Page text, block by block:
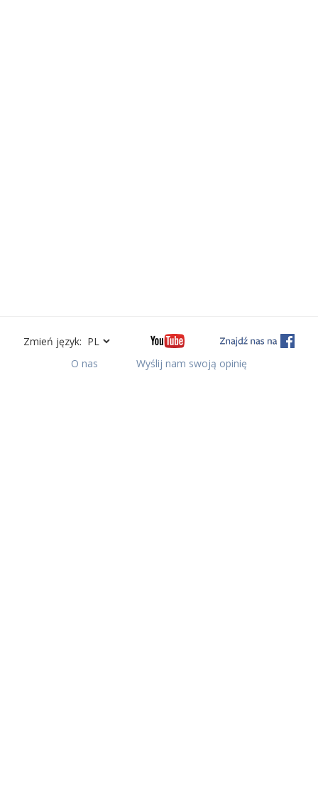
Zmień język:
O nas
Wyślij nam swoją opinię